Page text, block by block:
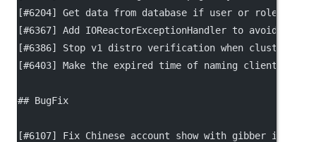
[#6204] Get data from database if user or role info
[#6367] Add IOReactorExceptionHandler to avoid
[#6386] Stop v1 distro verification when cluster
[#6403] Make the expired time of naming client be
## BugFix
[#6107] Fix Chinese account show with gibber in home